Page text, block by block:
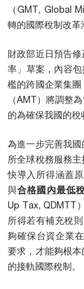
（GMT, Global
轉的國際稅制改革
財政部近日預告
率」草案，內容
檻的跨國企業集
（AMT）將調整
的為確保我國的稅
為進一步完善我
所全球稅務服務
快導入所得涵蓋
與合格國內最低
Up Tax, QDMTT
所得若有補充稅
夠確保台資企業
要求，才能夠根
的接軌國際稅制。